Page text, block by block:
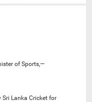
of Sports,—
Lanka Cricket for